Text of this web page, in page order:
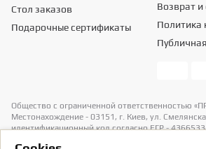
Стол заказов
Подарочные сертификаты
Возврат и
Политика
Общество с ограниченной ответственностью
Местонахождение - 03151, г. Киев, ул.
идентификационный код согласно ЕГР -
Информация о стоимости доставки содержится